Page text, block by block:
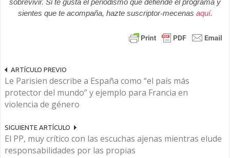
sobrevivir. Si te gusta el periodismo que defiende el programa y
sientes que te acompaña, hazte suscriptor-mecenas aquí.
ARTÍCULO PREVIO
Le Parisien describe a España como “el país más
protector del mundo” y ejemplo para Francia en
violencia de género
SIGUIENTE ARTÍCULO
El PP, muy crítico con las escuchas ajenas mientras elude
responsabilidades por las propias